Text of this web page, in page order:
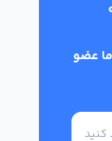
ما عضو